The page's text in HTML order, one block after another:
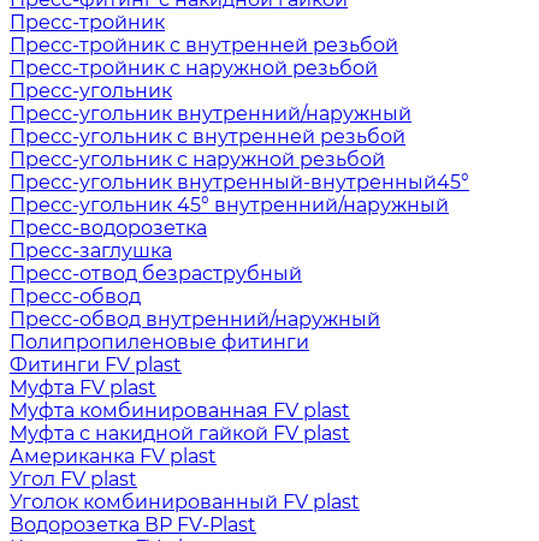
Пресс-тройник
Пресс-тройник с внутренней резьбой
Пресс-тройник с наружной резьбой
Пресс-угольник
Пресс-угольник внутренний/наружный
Пресс-угольник с внутренней резьбой
Пресс-угольник с наружной резьбой
Пресс-угольник внутренный-внутренный45°
Пресс-угольник 45° внутренний/наружный
Пресс-водорозетка
Пресс-заглушка
Пресс-отвод безраструбный
Пресс-обвод
Пресс-обвод внутренний/наружный
Полипропиленовые фитинги
Фитинги FV plast
Муфта FV plast
Муфта комбинированная FV plast
Муфта с накидной гайкой FV plast
Американка FV plast
Угол FV plast
Уголок комбинированный FV plast
Водорозетка ВР FV-Plast